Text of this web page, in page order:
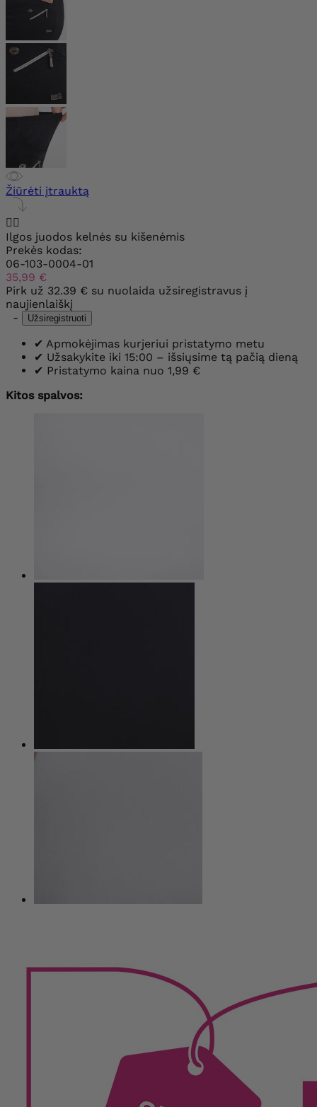
Žiūrėti įtrauktą

Ilgos juodos kelnės su kišenėmis
Prekės kodas:
06-103-0004-01
35,99 €
Pirk už 32.39 € su nuolaida užsiregistravus į
naujienlaiškį
-
Užsiregistruoti
✔ Apmokėjimas kurjeriui pristatymo metu
✔ Užsakykite iki 15:00 – išsiųsime tą pačią dieną
✔ Pristatymo kaina nuo 1,99 €
Kitos spalvos: